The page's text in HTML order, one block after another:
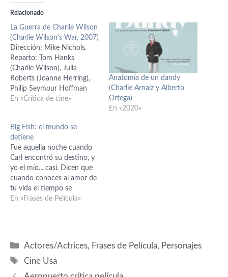
Relacionado
La Guerra de Charlie Wilson
(Charlie Wilson’s War, 2007)
Dirección: Mike Nichols.
Reparto: Tom Hanks
(Charlie Wilson), Julia
Roberts (Joanne Herring),
Philip Seymour Hoffman
(Gust Avrakotos), Amy
Blunt (Jane Liddle), Om Puri
(presidente Zia Ul-Haq), Ken
Stott (Zvi Rafiah), Jud Tylor
(Crysta Lee). Guión: Aaron
Sorkin; basado en el libro
homónimo…
En «Crítica de cine»
Anatomía de un dandy
(Charlie Arnaiz y Alberto
Ortega)
En «2020»
Big Fish: el mundo se
detiene
Fue aquella noche cuando
Carl encontró su destino, y
yo el mío... casi. Dicen que
cuando conoces al amor de
tu vida el tiempo se
detiene... y es verdad. Lo
lo…
En «Frases de Película»
Categorías
Actores/Actrices, Frases de Película, Personajes
Etiquetas
Cine Usa